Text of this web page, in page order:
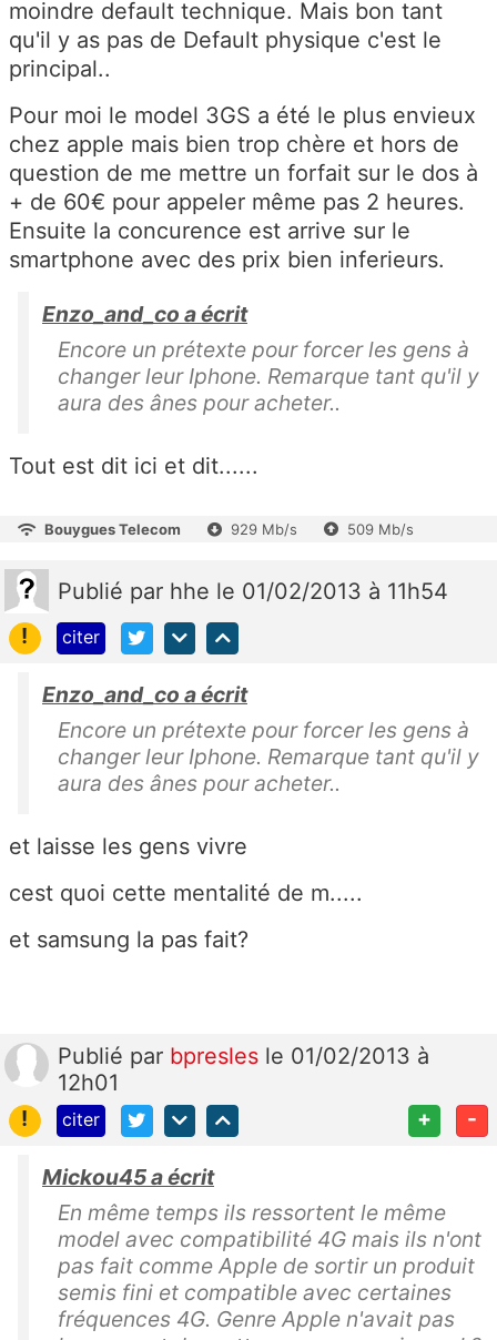
moindre default technique. Mais bon tant
qu'il y as pas de Default physique c'est le
principal..
Pour moi le model 3GS a été le plus envieux
chez apple mais bien trop chère et hors de
question de me mettre un forfait sur le dos à
+ de 60€ pour appeler même pas 2 heures.
Ensuite la concurence est arrive sur le
smartphone avec des prix bien inferieurs.
Enzo_and_co a écrit
Encore un prétexte pour forcer les gens à
changer leur Iphone. Remarque tant qu'il y
aura des ânes pour acheter..
Tout est dit ici et dit......
Bouygues Telecom 929 Mb/s 509 Mb/s
Publié par hhe le 01/02/2013 à 11h54
!
citer
Enzo_and_co a écrit
Encore un prétexte pour forcer les gens à
changer leur Iphone. Remarque tant qu'il y
aura des ânes pour acheter..
et laisse les gens vivre
cest quoi cette mentalité de m.....
et samsung la pas fait?
Publié par bpresles le 01/02/2013 à
12h01
!
citer + -
Mickou45 a écrit
En même temps ils ressortent le même
model avec compatibilité 4G mais ils n'ont
pas fait comme Apple de sortir un produit
semis fini et compatible avec certaines
fréquences 4G. Genre Apple n'avait pas